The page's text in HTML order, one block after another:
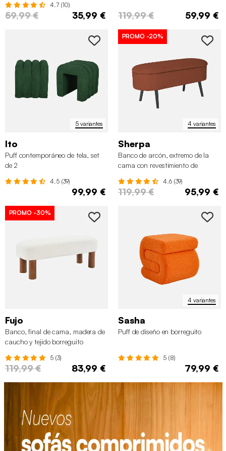
4.7 (10)
59,99 € 35,99 € 119,99 € 59,99 €
5 variantes
Ito
Puff contemporáneo de tela, set
de 2
4.5 (39)
99,99 €
4 variantes
PROMO -20%
Sherpa
Banco de arcón, extremo de la
cama con revestimiento de
4.6 (39)
119,99 € 95,99 €
PROMO -30%
Fujo
Banco, final de cama, madera de
caucho y tejido borreguito
5 (3)
119,99 € 83,99 €
4 variantes
Sasha
Puff de diseño en borreguito
5 (8)
79,99 €